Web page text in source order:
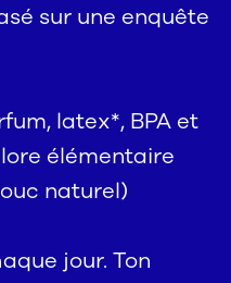
sur une enquête
latex*, BPA et
élémentaire
naturel)
jour. Ton